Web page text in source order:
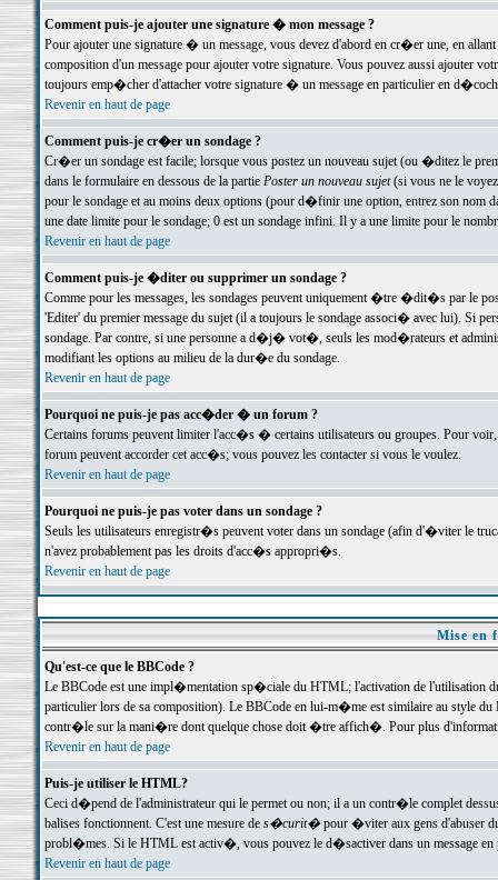
Comment puis-je ajouter une signature � mon message ?
Pour ajouter une signature � un message, vous devez d'abord en cr�er une, en
composition d'un message pour ajouter votre signature. Vous pouvez aussi ajouter
toujours emp�cher d'attacher votre signature � un message en particulier en
Revenir en haut de page
Comment puis-je cr�er un sondage ?
Cr�er un sondage est facile; lorsque vous postez un nouveau sujet (ou �ditez le
dans le formulaire en dessous de la partie Poster un nouveau sujet(si vous ne le voyez
pour le sondage et au moins deux options (pour d�finir une option, entrez son nom
une date limite pour le sondage; 0 est un sondage infini. Il y a une limite pour le
Revenir en haut de page
Comment puis-je �diter ou supprimer un sondage ?
Comme pour les messages, les sondages peuvent uniquement �tre �dit�s par le
'Editer' du premier message du sujet (il a toujours le sondage associ� avec lui). Si
sondage. Par contre, si une personne a d�j� vot�, seuls les mod�rateurs et
modifiant les options au milieu de la dur�e du sondage.
Revenir en haut de page
Pourquoi ne puis-je pas acc�der � un forum ?
Certains forums peuvent limiter l'acc�s � certains utilisateurs ou groupes. Pour
forum peuvent accorder cet acc�s; vous pouvez les contacter si vous le voulez.
Revenir en haut de page
Pourquoi ne puis-je pas voter dans un sondage ?
Seuls les utilisateurs enregistr�s peuvent voter dans un sondage (afin d'�viter le
n'avez probablement pas les droits d'acc�s appropri�s.
Revenir en haut de page
Mise en
Qu'est-ce que le BBCode ?
Le BBCode est une impl�mentation sp�ciale du HTML; l'activation de l'utilisation
particulier lors de sa composition). Le BBCode en lui-m�me est similaire au style
contr�le sur la mani�re dont quelque chose doit �tre affich�. Pour plus
Revenir en haut de page
Puis-je utiliser le HTML?
Ceci d�pend de l'administrateur qui le permet ou non; il a un contr�le complet
balises fonctionnent. C'est une mesure de s�curit�pour �viter aux gens d'abuser
probl�mes. Si le HTML est activ�, vous pouvez le d�sactiver dans un message en
Revenir en haut de page